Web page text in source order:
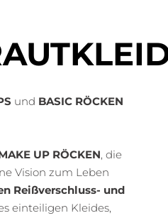
und BASIC RÖCKEN
UP RÖCKEN, die
Vision zum Leben
Reißverschluss- und
einteiligen Kleides,